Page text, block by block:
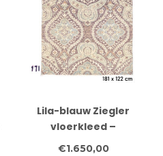
Lila-blauw Ziegler
vloerkleed –
handgeknoopt wollen
€1.650,00